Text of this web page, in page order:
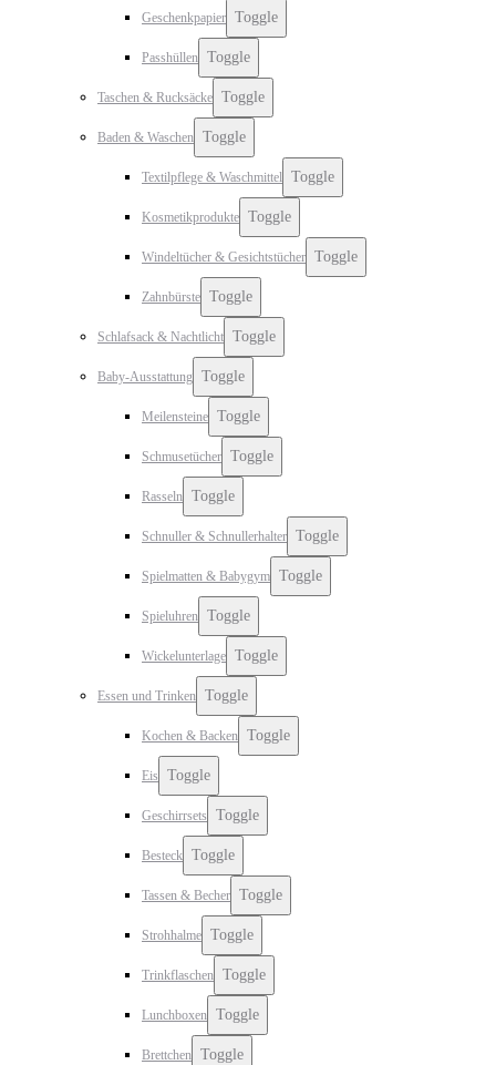
Geschenkpapier Toggle
Passhüllen Toggle
Taschen & Rucksäcke Toggle
Baden & Waschen Toggle
Textilpflege & Waschmittel Toggle
Kosmetikprodukte Toggle
Windeltücher & Gesichtstücher Toggle
Zahnbürste Toggle
Schlafsack & Nachtlicht Toggle
Baby-Ausstattung Toggle
Meilensteine Toggle
Schmusetücher Toggle
Rasseln Toggle
Schnuller & Schnullerhalter Toggle
Spielmatten & Babygym Toggle
Spieluhren Toggle
Wickelunterlage Toggle
Essen und Trinken Toggle
Kochen & Backen Toggle
Eis Toggle
Geschirrsets Toggle
Besteck Toggle
Tassen & Becher Toggle
Strohhalme Toggle
Trinkflaschen Toggle
Lunchboxen Toggle
Brettchen Toggle